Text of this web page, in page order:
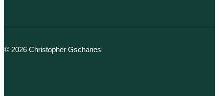
© 2026 Christopher Gschanes